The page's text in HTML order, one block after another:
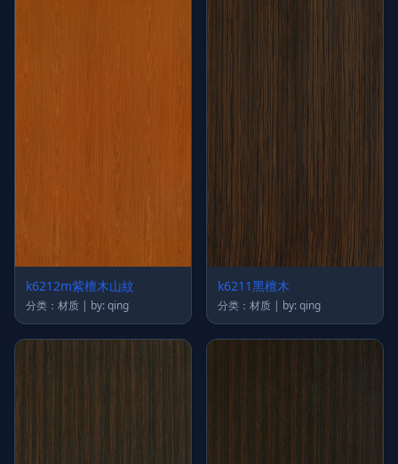
k6212m紫檀木山紋
分类：材质 | by: qing
k6211黑檀木
分类：材质 | by: qing